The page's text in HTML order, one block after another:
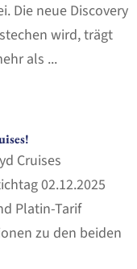
Die neue Discovery
wird, trägt
als ...
Cruises
02.12.2025
Platin-Tarif
zu den beiden